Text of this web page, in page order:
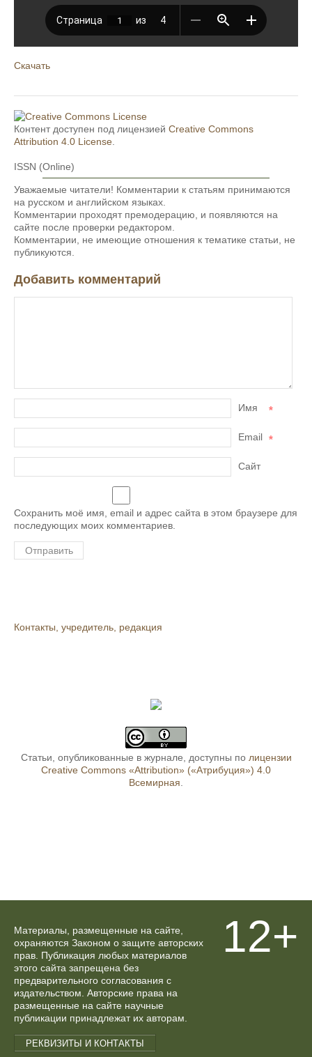
Скачать
Контент доступен под лицензией Creative Commons
Attribution 4.0 License.
ISSN (Online)
Уважаемые читатели! Комментарии к статьям принимаются
на русском и английском языках.
Комментарии проходят премодерацию, и появляются на
сайте после проверки редактором.
Комментарии, не имеющие отношения к тематике статьи, не
публикуются.
Добавить комментарий
Имя *
Email *
Сайт
Сохранить моё имя, email и адрес сайта в этом браузере для
последующих моих комментариев.
Контакты, учредитель, редакция
Статьи, опубликованные в журнале, доступны по лицензии
Creative Commons «Attribution» («Атрибуция») 4.0
Всемирная.
Материалы, размещенные на сайте,
охраняются Законом о защите авторских
прав. Публикация любых материалов
этого сайта запрещена без
предварительного согласования с
издательством. Авторские права на
размещенные на сайте научные
публикации принадлежат их авторам.
РЕКВИЗИТЫ И КОНТАКТЫ
12+